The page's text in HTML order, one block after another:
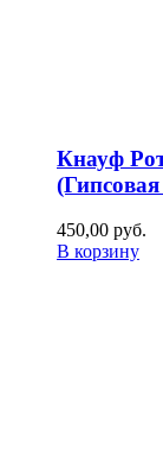
Кнауф
450,00 руб.
В корзину